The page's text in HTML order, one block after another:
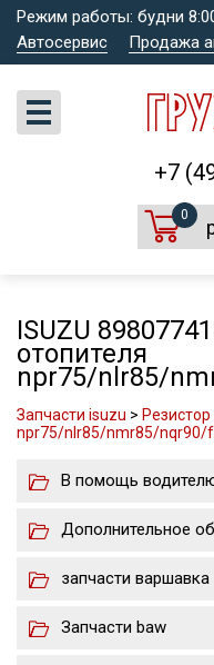
Режим работы: будни
Автосервис
Продажа
+7
0
ISUZU
отопителя
npr75/nlr85/
Запчасти isuzu >
npr75/nlr85/nmr85/nqr90/
В помощь
Дополнительное
запчасти варшавка
Запчасти baw